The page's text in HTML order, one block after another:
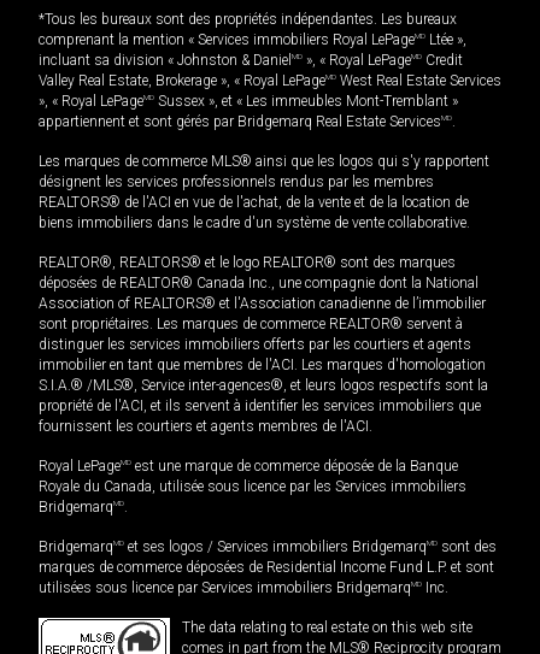
*Tous les bureaux sont des propriétés indépendantes. Les bureaux
comprenant la mention « Services immobiliers Royal LePageMD Ltée »,
incluant sa division « Johnston & Daniel MD », « Royal LePageMD Credit
Valley Real Estate, Brokerage », « Royal LePageMD West Real Estate Services
», « Royal LePageMD Sussex », et « Les immeubles Mont-Tremblant »
appartiennent et sont gérés par Bridgemarq Real Estate ServicesMD
Les marques de commerce MLS® ainsi que les logos qui s'y rapportent
désignent les services professionnels rendus par les membres
REALTORS® de l'ACI en vue de l'achat, de la vente et de la location de
biens immobiliers dans le cadre d'un système de vente collaborative.
REALTOR®, REALTORS® et le logo REALTOR® sont des marques
déposées de REALTOR® Canada Inc., une compagnie dont la National
Association of REALTORS® et l'Association canadienne de l’immobilier
sont propriétaires. Les marques de commerce REALTOR® servent à
distinguer les services immobiliers offerts par les courtiers et agents
immobilier en tant que membres de l'ACI. Les marques d'homologation
S.I.A.® /MLS®, Service inter-agences®, et leurs logos respectifs sont la
propriété de l'ACI, et ils servent à identifier les services immobiliers que
fournissent les courtiers et agents membres de l'ACI.
Royal LePageMD est une marque de commerce déposée de la Banque
Royale du Canada, utilisée sous licence par les Services immobiliers
BridgemarqMD
BridgemarqMD et ses logos / Services immobiliers BridgemarqMD sont des
marques de commerce déposées de Residential Income Fund L.P. et sont
utilisées sous licence par Services immobiliers BridgemarqMD Inc.
The data relating to real estate on this web site
comes in part from the MLS® Reciprocity program